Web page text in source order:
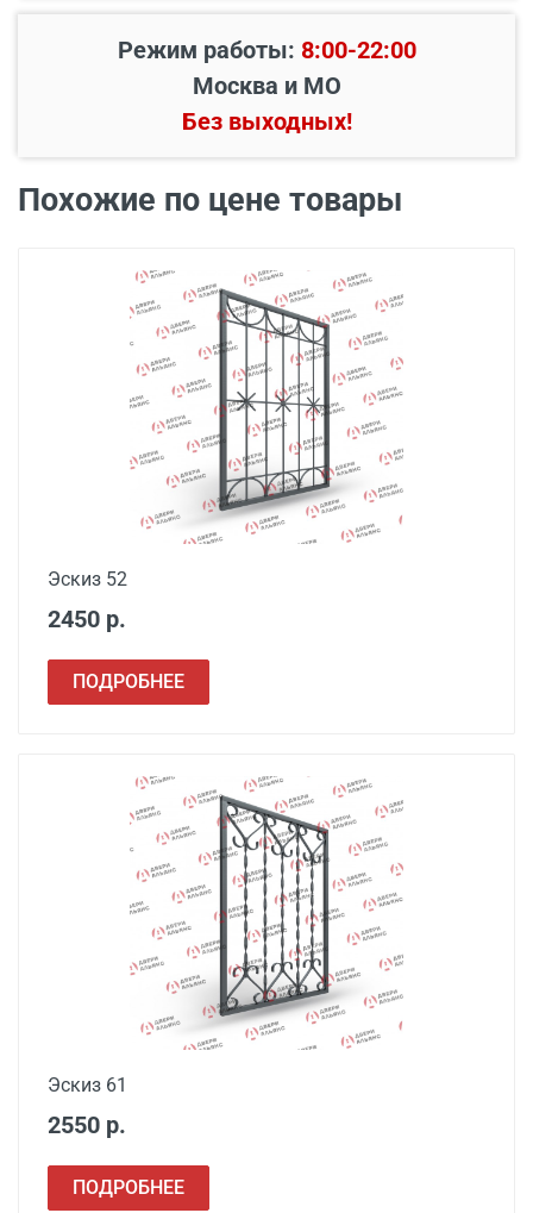
Режим работы: 8:00-22:00
Москва и МО
Без выходных!
Похожие по цене товары
Эскиз 52
2450 р.
ПОДРОБНЕЕ
Эскиз 61
2550 р.
ПОДРОБНЕЕ